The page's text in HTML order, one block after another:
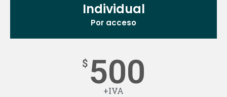
Individual
Por acceso
$ 500
+IVA